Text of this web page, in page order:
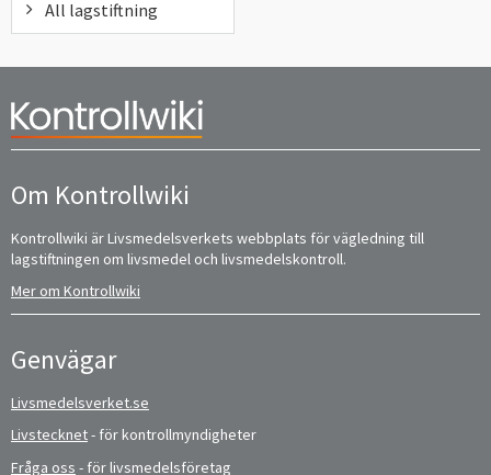
All lagstiftning
Om Kontrollwiki
Kontrollwiki är Livsmedelsverkets webbplats för vägledning till
lagstiftningen om livsmedel och livsmedelskontroll.
Mer om Kontrollwiki
Genvägar
Livsmedelsverket.se
Livstecknet- för kontrollmyndigheter
Fråga oss - för livsmedelsföretag